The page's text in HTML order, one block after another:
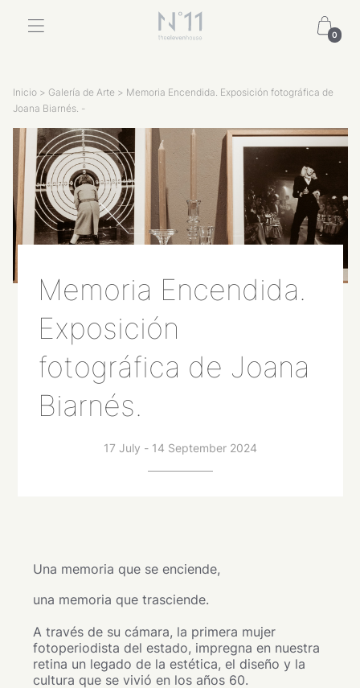
0
Inicio> Galería de Arte> Memoria Encendida. Exposición fotográfica de
Joana Biarnés. -
Memoria Encendida.
Exposición
fotográfica de Joana
Biarnés.
17 July - 14 September 2024
Una memoria que se enciende,
una memoria que trasciende.
A través de su cámara, la primera mujer
fotoperiodista del estado, impregna en nuestra
retina un legado de la estética, el diseño y la
cultura que se vivió en los años 60.